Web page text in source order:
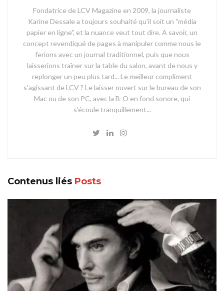
Fondatrice de LCV Magazine en 2009, la journaliste
Karine Dessale a toujours souhaité qu'il soit un "média
papier en ligne", et la nuance veut tout dire. A savoir, un
concept revendiqué de pages à manipuler comme nous le
ferions avec un journal traditionnel, puis que nous
laisserions traîner sur la table du salon, avant de nous y
replonger un peu plus tard... Le meilleur compliment
s'agissant de LCV ? Le laisser ouvert sur le bureau de son
Mac ou de son PC, avec la B-O en fond sonore, qui
s'écoule tranquillement...
Contenus liés Posts